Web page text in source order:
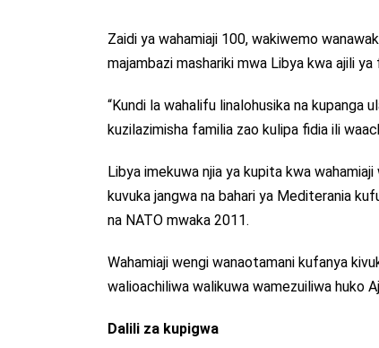
Zaidi ya wahamiaji 100, wakiwemo
majambazi mashariki mwa Libya kwa ajili
“Kundi la wahalifu linalohusika na kupanga
kuzilazimisha familia zao kulipa fidia ili
Libya imekuwa njia ya kupita kwa
kuvuka jangwa na bahari ya Mediterania
na NATO mwaka 2011.
Wahamiaji wengi wanaotamani kufanya
walioachiliwa walikuwa wamezuiliwa huko
Dalili za kupigwa